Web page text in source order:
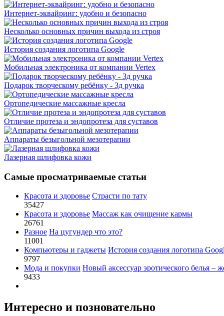
Интернет-эквайринг: удобно и безопасно
Несколько основных причин выхода из строя
История создания логотипа Google
Мобильная электроника от компании Vertex
Подарок творческому ребёнку - 3д ручка
Ортопедические массажные кресла
Отличие протеза и эндопротеза для суставов
Аппараты безыгольной мезотерапии
Лазерная шлифовка кожи
Самые просматриваемые статьи
Красота и здоровье Страсти по тату
35427
Красота и здоровье Массаж как очищение кармы
26761
Разное На цугундер что это?
11001
Компьютеры и гаджеты История создания логотипа
9797
Мода и покупки Новый аксессуар эротического белья –
9433
Интересно и позновательно